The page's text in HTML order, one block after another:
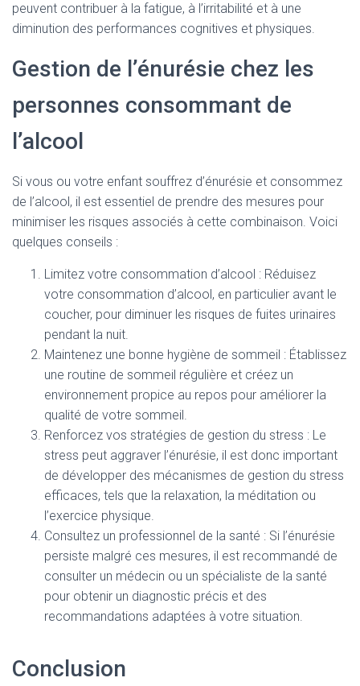
peuvent contribuer à la fatigue, à l’irritabilité et à une
diminution des performances cognitives et physiques.
Gestion de l’énurésie chez les
personnes consommant de
l’alcool
Si vous ou votre enfant souffrez d’énurésie et consommez
de l’alcool, il est essentiel de prendre des mesures pour
minimiser les risques associés à cette combinaison. Voici
quelques conseils :
Limitez votre consommation d’alcool : Réduisez
votre consommation d’alcool, en particulier avant le
coucher, pour diminuer les risques de fuites urinaires
pendant la nuit.
Maintenez une bonne hygiène de sommeil : Établissez
une routine de sommeil régulière et créez un
environnement propice au repos pour améliorer la
qualité de votre sommeil.
Renforcez vos stratégies de gestion du stress : Le
stress peut aggraver l’énurésie, il est donc important
de développer des mécanismes de gestion du stress
efficaces, tels que la relaxation, la méditation ou
l’exercice physique.
Consultez un professionnel de la santé : Si l’énurésie
persiste malgré ces mesures, il est recommandé de
consulter un médecin ou un spécialiste de la santé
pour obtenir un diagnostic précis et des
recommandations adaptées à votre situation.
Conclusion